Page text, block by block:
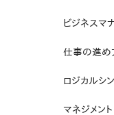
ビジネスマ
仕事の進め
ロジカルシ
マネジメント